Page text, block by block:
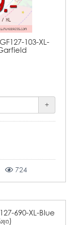
103-XL-
+
724
690-XL-Blue
ชุด)